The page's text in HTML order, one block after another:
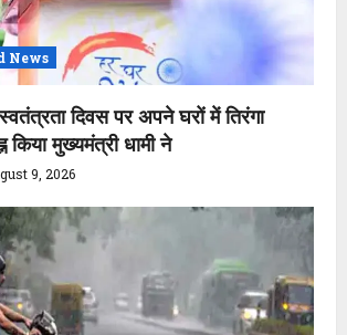
News
दिवस पर अपने घरों में तिरंगा
किया मुख्यमंत्री धामी ने
9, 2026